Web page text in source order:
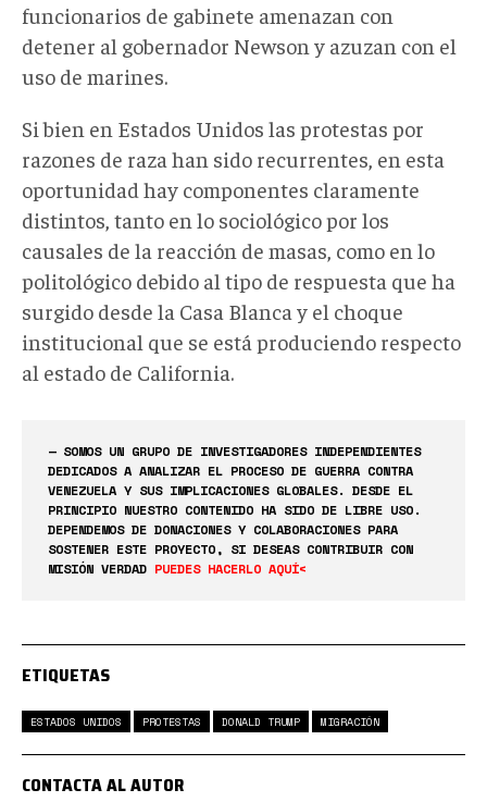
funcionarios de gabinete amenazan con
detener al gobernador Newson y azuzan con el
uso de marines.
Si bien en Estados Unidos las protestas por
razones de raza han sido recurrentes, en esta
oportunidad hay componentes claramente
distintos, tanto en lo sociológico por los
causales de la reacción de masas, como en lo
politológico debido al tipo de respuesta que ha
surgido desde la Casa Blanca y el choque
institucional que se está produciendo respecto
al estado de California.
— SOMOS UN GRUPO DE INVESTIGADORES INDEPENDIENTES
DEDICADOS A ANALIZAR EL PROCESO DE GUERRA CONTRA
VENEZUELA Y SUS IMPLICACIONES GLOBALES. DESDE EL
PRINCIPIO NUESTRO CONTENIDO HA SIDO DE LIBRE USO.
DEPENDEMOS DE DONACIONES Y COLABORACIONES PARA
SOSTENER ESTE PROYECTO, SI DESEAS CONTRIBUIR CON
MISIÓN VERDAD PUEDES HACERLO AQUÍ<
ETIQUETAS
ESTADOS UNIDOS PROTESTAS DONALD TRUMP MIGRACIÓN
CONTACTA AL AUTOR